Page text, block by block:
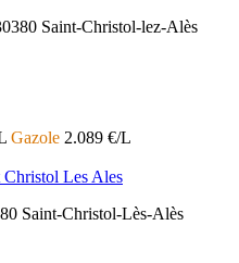
Saint-Christol-lez-Alès
Gazole 2.089 €/L
Christol Les Ales
Saint-Christol-Lès-Alès